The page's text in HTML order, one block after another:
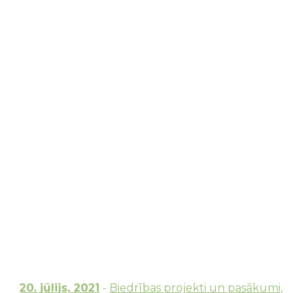
20. jūlijs, 2021 - Biedrības projekti un pasākumi,